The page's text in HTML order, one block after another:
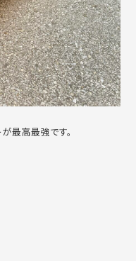
最高最強です。